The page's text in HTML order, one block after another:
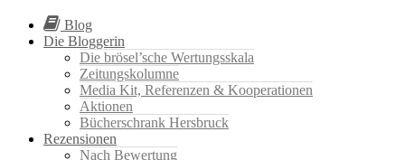
Blog
Die Bloggerin
Die brösel’sche Wertungsskala
Zeitungskolumne
Media Kit, Referenzen & Kooperationen
Aktionen
Bücherschrank Hersbruck
Rezensionen
Nach Bewertung